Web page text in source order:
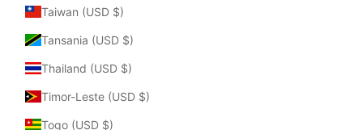
Taiwan (USD $)
Tansania (USD $)
Thailand (USD $)
Timor-Leste (USD $)
Togo (USD $)